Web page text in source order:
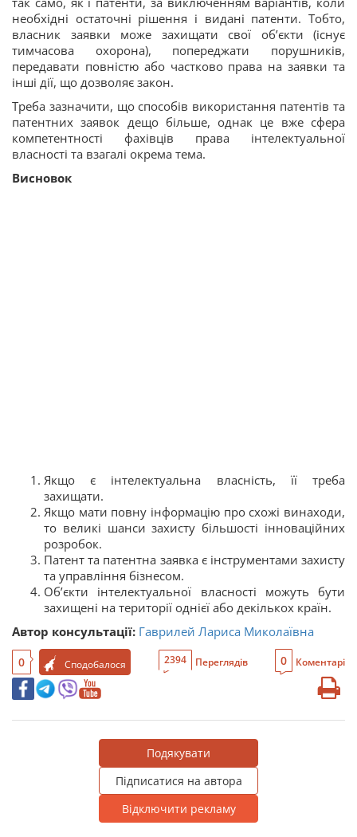
необхідні остаточні рішення і видані патенти. Тобто,
власник заявки може захищати свої об’єкти (існує
тимчасова охорона), попереджати порушників,
передавати повністю або частково права на заявки та
інші дії, що дозволяє закон.
Треба зазначити, що способів використання патентів та
патентних заявок дещо більше, однак це вже сфера
компетентності фахівців права інтелектуальної
власності та взагалі окрема тема.
Висновок
Якщо є інтелектуальна власність, її треба
захищати.
Якщо мати повну інформацію про схожі винаходи,
то великі шанси захисту більшості інноваційних
розробок.
Патент та патентна заявка є інструментами захисту
та управління бізнесом.
Об’єкти інтелектуальної власності можуть бути
захищені на території однієї або декількох країн.
Автор консультації: Гаврилей Лариса Миколаївна
0 Сподобалося 2394 Переглядів 0 Коментарі
Подякувати
Підписатися на автора
Відключити рекламу